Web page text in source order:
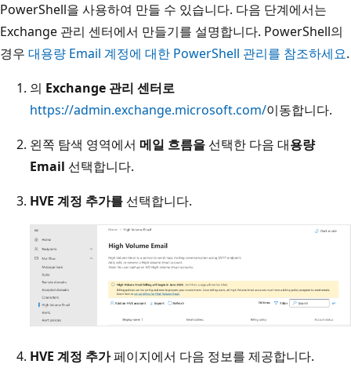
PowerShell을 사용하여 만들 수 있습니다. 다음 단계에서는
Exchange 관리 센터에서 만들기를 설명합니다. PowerShell의
경우 대용량 Email 계정에 대한 PowerShell 관리를 참조하세요.
의 Exchange 관리 센터로
https://admin.exchange.microsoft.com/이동합니다.
왼쪽 탐색 영역에서 메일 흐름을 선택한 다음 대용량
Email 선택합니다.
HVE 계정 추가를 선택합니다.
HVE 계정 추가페이지에서 다음 정보를 제공합니다.